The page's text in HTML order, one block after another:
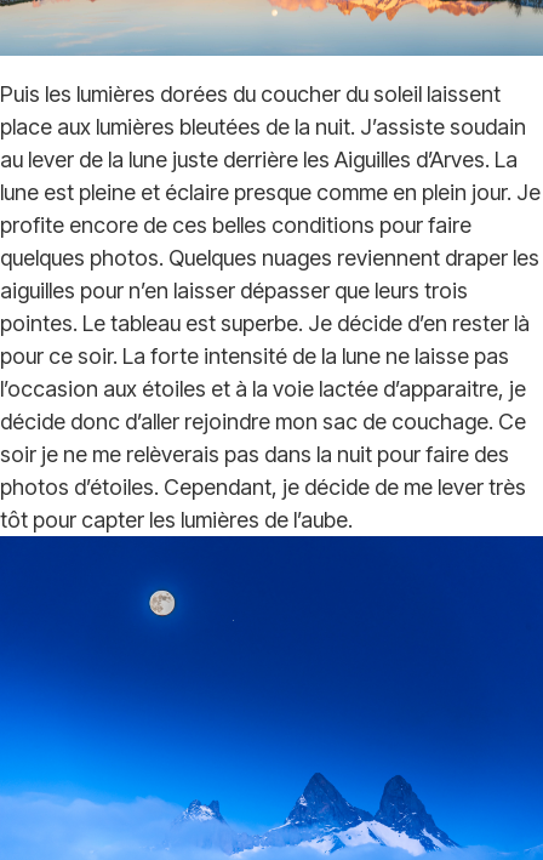
Puis les lumières dorées du coucher du soleil laissent
place aux lumières bleutées de la nuit. J’assiste soudain
au lever de la lune juste derrière les Aiguilles d’Arves. La
lune est pleine et éclaire presque comme en plein jour. Je
profite encore de ces belles conditions pour faire
quelques photos. Quelques nuages reviennent draper les
aiguilles pour n’en laisser dépasser que leurs trois
pointes. Le tableau est superbe. Je décide d’en rester là
pour ce soir. La forte intensité de la lune ne laisse pas
l’occasion aux étoiles et à la voie lactée d’apparaitre, je
décide donc d’aller rejoindre mon sac de couchage. Ce
soir je ne me relèverais pas dans la nuit pour faire des
photos d’étoiles. Cependant, je décide de me lever très
tôt pour capter les lumières de l’aube.